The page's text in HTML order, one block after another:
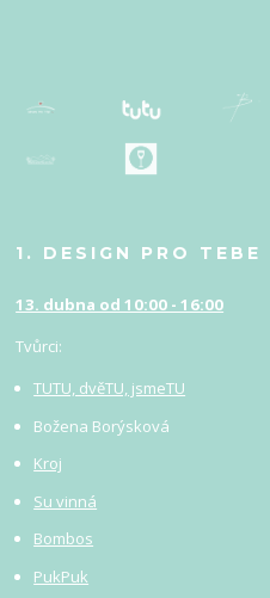
1. DESIGN PRO TEBE
13. dubna od 10:00 - 16:00
Tvůrci:
TUTU, dvěTU, jsmeTU
Božena Borýsková
Kroj
Su vinná
Bombos
PukPuk